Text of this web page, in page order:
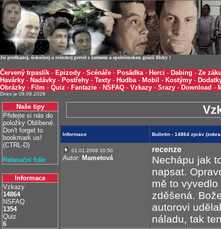
Jsi prolhanej, úskočnej a svinskej prevít s šarmem a společenskou grácií filcky !
Červený trpaslík - Epizody - Scénáře - Posádka- Herci - Dabing - Ze
Havárky - Nadávky - Postřehy - Texty - Hudba- Mobil - Kostýmy -
Obrázky - Film - Quiz - Fantazie - NSFAQ - Vzkazy - Srazy - Download -
Dnes je 08.08.2026
Naše tipy
Přidejte si nás do
položky Oblíbené.
Don't forget to
bookmark us!
(CTRL-D)
Relaxační folie
Informace
Vzkazy
14864
NSFAQ
1354
Quiz
6
Informace Bulletin - 14864 zpráv
01.01.2008 10:50
Autor: Mametová
recenze
Nechápu jak
napsat.
mě to
zděšená.
autorovi
náladu, tak